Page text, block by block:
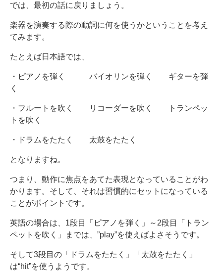
では、最初の話に戻りましょう。
楽器を演奏する際の動詞に何を使うかということを考え
てみます。
たとえば日本語では、
・ピアノを弾く バイオリンを弾く ギターを弾
く
・フルートを吹く リコーダーを吹く トランペッ
トを吹く
・ドラムをたたく 太鼓をたたく
となりますね。
つまり、動作に焦点をあてた表現となっていることがわ
かります。そして、それは習慣的にセットになっている
ことがポイントです。
英語の場合は、1段目「ピアノを弾く」～2段目「トラン
ペットを吹く」までは、”play”を使えばよさそうです。
そして3段目の「ドラムをたたく」「太鼓をたたく」
は“hit”を使うようです。